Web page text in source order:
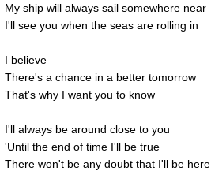
My ship will always sail somewhere near
I'll see you when the seas are rolling in
I believe
There's a chance in a better tomorrow
That's why I want you to know
I'll always be around close to you
'Until the end of time I'll be true
There won't be any doubt that I'll be here